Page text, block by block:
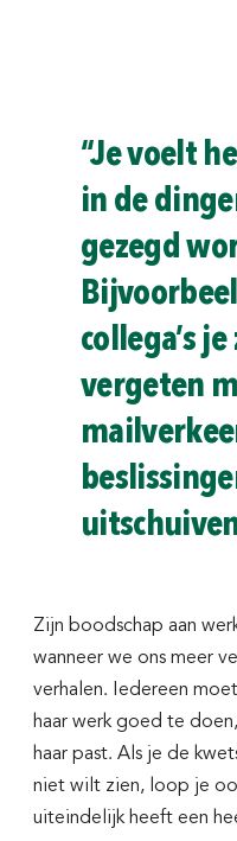
“Je voelt
in de
gezegd
collega’s
vergeten
Zijn boodschap aan
wanneer we ons meer
verhalen. Iedereen
haar werk goed te
haar past. Als je de
niet wilt zien, loop je
uiteindelijk heeft een